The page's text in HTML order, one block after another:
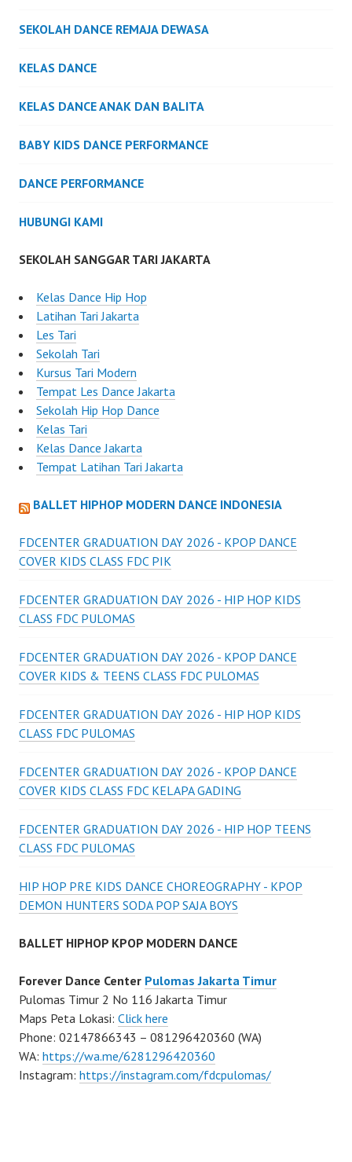
SEKOLAH DANCE REMAJA DEWASA
KELAS DANCE
KELAS DANCE ANAK DAN BALITA
BABY KIDS DANCE PERFORMANCE
DANCE PERFORMANCE
HUBUNGI KAMI
SEKOLAH SANGGAR TARI JAKARTA
Kelas Dance Hip Hop
Latihan Tari Jakarta
Les Tari
Sekolah Tari
Kursus Tari Modern
Tempat Les Dance Jakarta
Sekolah Hip Hop Dance
Kelas Tari
Kelas Dance Jakarta
Tempat Latihan Tari Jakarta
BALLET HIPHOP MODERN DANCE INDONESIA
FDCENTER GRADUATION DAY 2026 - KPOP DANCE
COVER KIDS CLASS FDC PIK
FDCENTER GRADUATION DAY 2026 - HIP HOP KIDS
CLASS FDC PULOMAS
FDCENTER GRADUATION DAY 2026 - KPOP DANCE
COVER KIDS & TEENS CLASS FDC PULOMAS
FDCENTER GRADUATION DAY 2026 - HIP HOP KIDS
CLASS FDC PULOMAS
FDCENTER GRADUATION DAY 2026 - KPOP DANCE
COVER KIDS CLASS FDC KELAPA GADING
FDCENTER GRADUATION DAY 2026 - HIP HOP TEENS
CLASS FDC PULOMAS
HIP HOP PRE KIDS DANCE CHOREOGRAPHY - KPOP
DEMON HUNTERS SODA POP SAJA BOYS
BALLET HIPHOP KPOP MODERN DANCE
Forever Dance Center Pulomas Jakarta Timur
Pulomas Timur 2 No 116 Jakarta Timur
Maps Peta Lokasi: Click here
Phone: 02147866343 – 081296420360 (WA)
WA: https://wa.me/6281296420360
Instagram: https://instagram.com/fdcpulomas/